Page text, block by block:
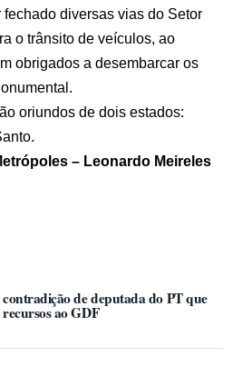
fechado diversas vias do Setor
o trânsito de veículos, ao
obrigados a desembarcar os
oriundos de dois estados:
– Leonardo Meireles
de deputada do PT que
ao GDF